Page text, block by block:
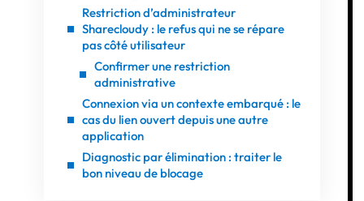
Restriction d’administrateur
Sharecloudy : le refus qui ne se répare
pas côté utilisateur
Confirmer une restriction
administrative
Connexion via un contexte embarqué : le
cas du lien ouvert depuis une autre
application
Diagnostic par élimination : traiter le
bon niveau de blocage